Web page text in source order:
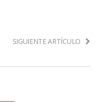
SIGUIENTE ARTÍCULO